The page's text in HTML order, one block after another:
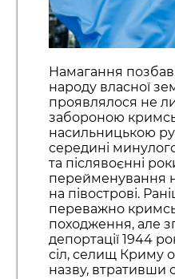
Намагання
народу власної
проявлялося не
забороною
насильницькою
середині минулого
та післявоєнні
перейменування
на півострові.
переважно
походження, але
депортації 1944
сіл, селищ Криму
назву, втративши